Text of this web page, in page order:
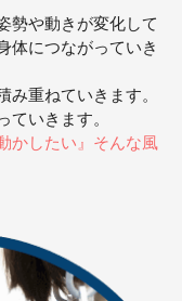
勢や動きが変化して
体につながっていき
重ねていきます。
いきます。
かしたい』そんな風